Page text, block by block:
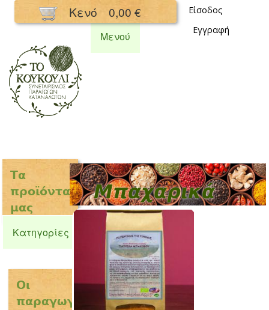
Παράκαμψη
προς το
κυρίως
Κενό 0,00 €
Είσοδος
Εγγραφή
Συνεταιρισμός
Μενού
Τα
προϊόντα
μας
Κατηγορίες
Οι
παραγωγοί
Μπαχαρικά